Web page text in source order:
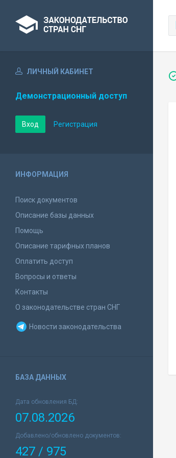
ЛИЧНЫЙ КАБИНЕТ
Демонстрационный доступ
Вход Регистрация
ИНФОРМАЦИЯ
Поиск документов
Описание базы данных
Помощь
Описание тарифных планов
Оплатить доступ
Вопросы и ответы
Контакты
О законодательстве стран СНГ
Новости законодательства
БАЗА ДАННЫХ
Дата обновления БД:
07.08.2026
Добавлено/обновлено документов:
427 / 975